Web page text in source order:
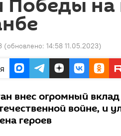
Победы на
(обновлено: 14:58 11.05.2023)
внес огромный
войне, и
героев